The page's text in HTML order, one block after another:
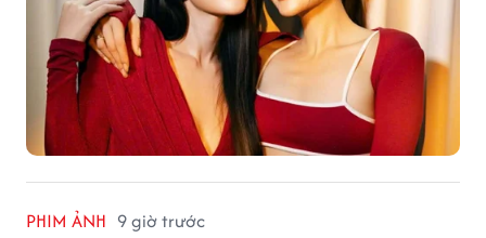
PHIM ẢNH 9 giờ trước